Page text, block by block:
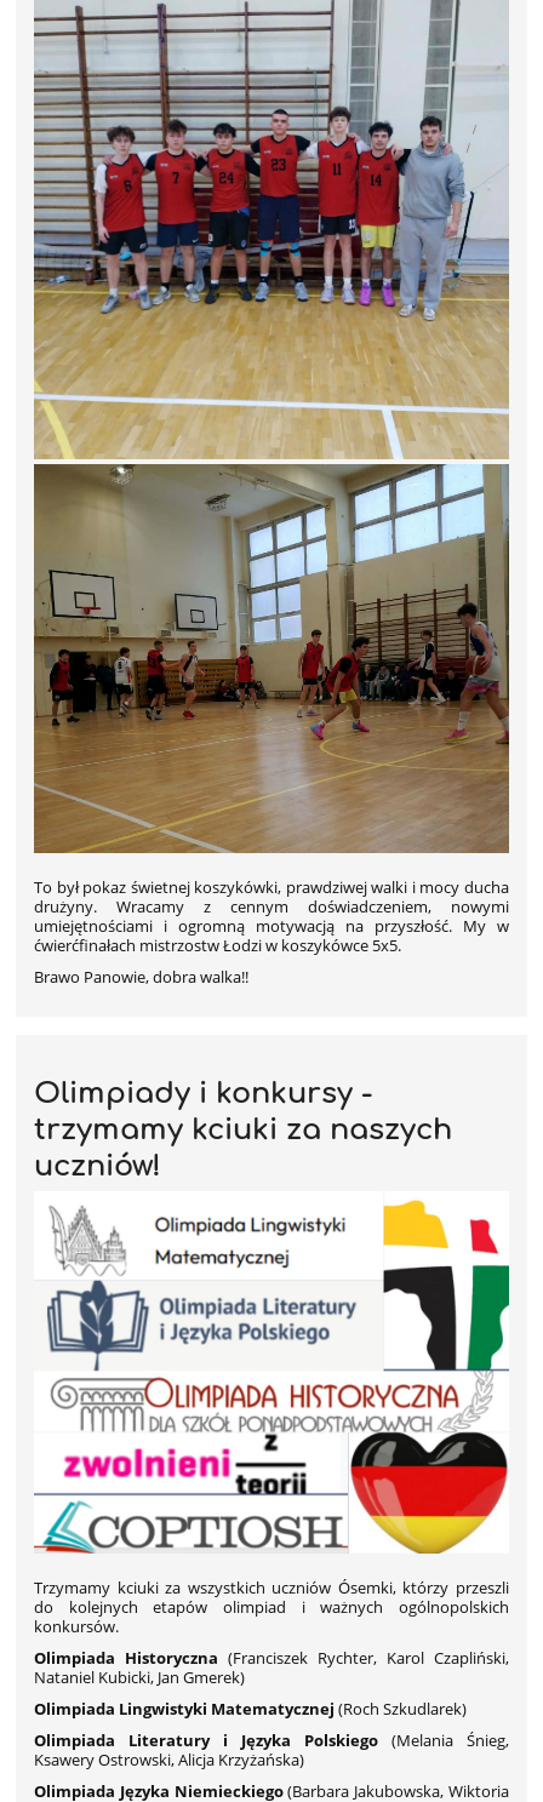
To był pokaz świetnej koszykówki, prawdziwej walki i mocy ducha
drużyny. Wracamy z cennym doświadczeniem, nowymi
umiejętnościami i ogromną motywacją na przyszłość. My w
ćwierćfinałach mistrzostw Łodzi w koszykówce 5x5.
Brawo Panowie, dobra walka!!
Olimpiady i konkursy -
trzymamy kciuki za naszych
uczniów!
Trzymamy kciuki za wszystkich uczniów Ósemki, którzy przeszli
do kolejnych etapów olimpiad i ważnych ogólnopolskich
konkursów.
Olimpiada Historyczna (Franciszek Rychter, Karol Czapliński,
Nataniel Kubicki, Jan Gmerek)
Olimpiada Lingwistyki Matematycznej (Roch Szkudlarek)
Olimpiada Literatury i Języka Polskiego(Melania Śnieg,
Ksawery Ostrowski, Alicja Krzyżańska)
Olimpiada Języka Niemieckiego(Barbara Jakubowska, Wiktoria